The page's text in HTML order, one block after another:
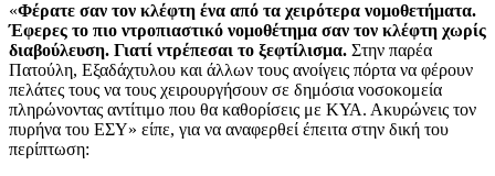
«Φέρατε σαν τον κλέφτη ένα από τα χειρότερα νομοθετήματα.
Έφερες το πιο ντροπιαστικό νομοθέτημα σαν τον κλέφτη χωρίς
διαβούλευση. Γιατί ντρέπεσαι το ξεφτίλισμα. Στην παρέα
Πατούλη, Εξαδάχτυλου και άλλων τους ανοίγεις πόρτα να φέρουν
πελάτες τους να τους χειρουργήσουν σε δημόσια νοσοκομεία
πληρώνοντας αντίτιμο που θα καθορίσεις με ΚΥΑ. Ακυρώνεις τον
πυρήνα του ΕΣΥ» είπε, για να αναφερθεί έπειτα στην δική του
περίπτωση: